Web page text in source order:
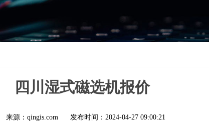
四川湿式磁选机报价
来源：qingis.com 发布时间： 2024-04-27 09:00:21